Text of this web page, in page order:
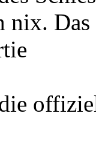
Das